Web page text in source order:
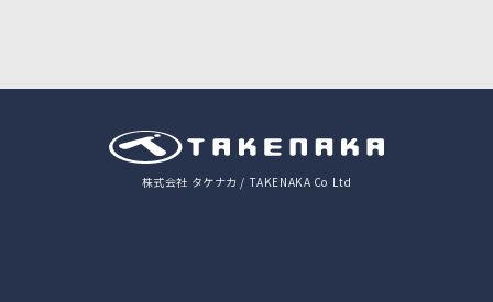
株式会社 タケナカ / TAKENAKA Co Ltd